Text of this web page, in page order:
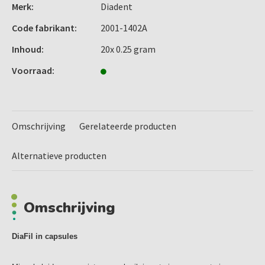
Merk:
Diadent
Code fabrikant:
2001-1402A
Inhoud:
20x 0.25 gram
Voorraad:
Omschrijving Gerelateerde producten
Alternatieve producten
Omschrijving
DiaFil in capsules